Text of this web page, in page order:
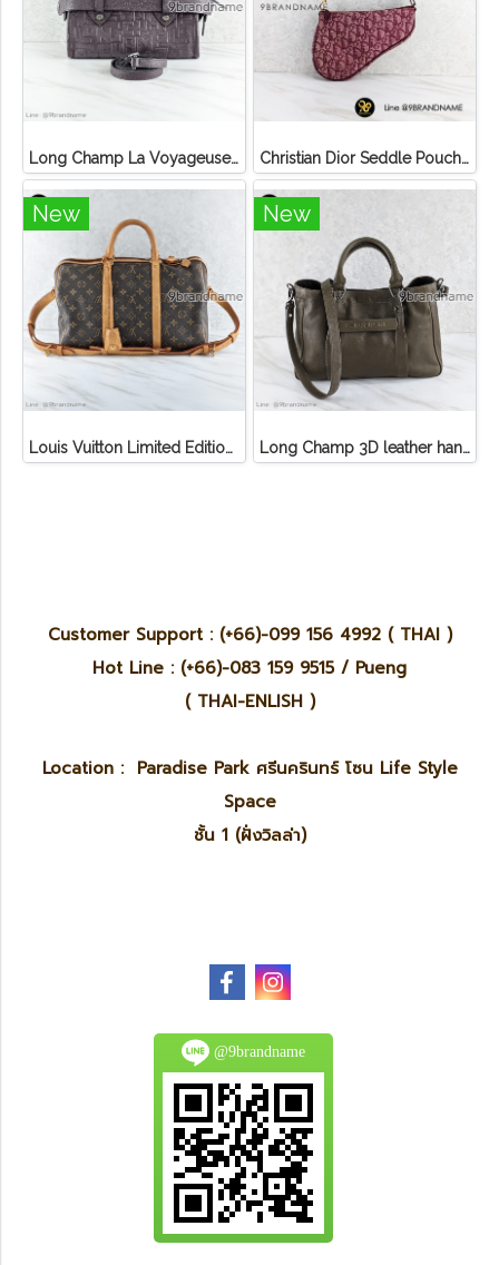
Long Champ La Voyageuse Bag Leather Christian Dior Seddle Pouch Accessory Hand Bag
New
Louis Vuitton Limited Edition Monogram Canvas Sofia Coppola SC Bag
New
Long Champ 3D leather handbag
Customer Support : (+66)-099 156 4992 ( THAI )
Hot Line : (+66)-083 159 9515 / Pueng
( THAI-ENLISH )
Location : Paradise Park ศรีนครินทร์ โซน Life Style
Space
ชั้น 1 (ฝั่งวิลล่า)
@9brandname